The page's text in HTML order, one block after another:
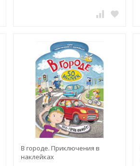
В городе. Приключения в
наклейках